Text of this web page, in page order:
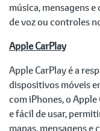
música, mensagens
de voz ou controles
Apple CarPlay
Apple CarPlay é a
dispositivos móveis
com iPhones, o
e fácil de usar,
mapas, mensagens e